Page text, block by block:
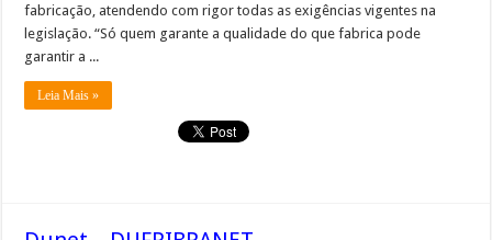
fabricação, atendendo com rigor todas as exigências vigentes na
legislação. “Só quem garante a qualidade do que fabrica pode
garantir a ...
Leia Mais »